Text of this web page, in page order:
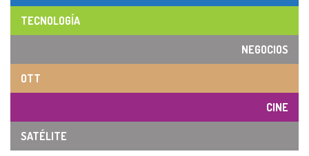
TECNOLOGÍA
NEGOCIOS
OTT
CINE
SATÉLITE